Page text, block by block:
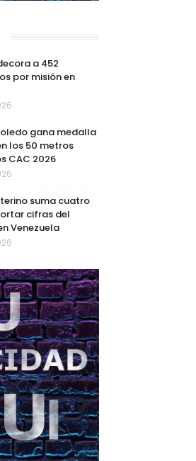
a 452
por misión en
gana medalla
los 50 metros
CAC 2026
suma cuatro
cifras del
Venezuela